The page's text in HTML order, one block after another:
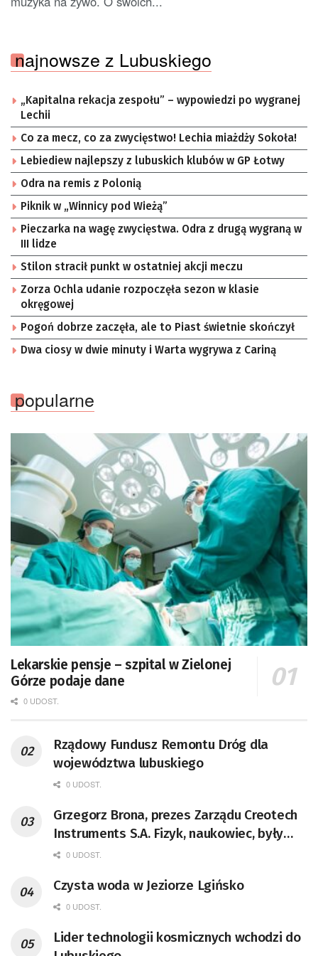
najnowsze z Lubuskiego
„Kapitalna rekacja zespołu” – wypowiedzi po wygranej
Lechii
Co za mecz, co za zwycięstwo! Lechia miażdży Sokoła!
Lebiediew najlepszy z lubuskich klubów w GP Łotwy
Odra na remis z Polonią
Piknik w „Winnicy pod Wieżą”
Pieczarka na wagę zwycięstwa. Odra z drugą wygraną w
III lidze
Stilon stracił punkt w ostatniej akcji meczu
Zorza Ochla udanie rozpoczęła sezon w klasie
okręgowej
Pogoń dobrze zaczęła, ale to Piast świetnie skończył
Dwa ciosy w dwie minuty i Warta wygrywa z Cariną
popularne
Lekarskie pensje – szpital w Zielonej
Górze podaje dane
0 UDOST.
Rządowy Fundusz Remontu Dróg dla
województwa lubuskiego
0 UDOST.
Grzegorz Brona, prezes Zarządu Creotech
Instruments S.A. Fizyk, naukowiec, były
pracownik CERN w Genewie,
doktor habilitowany nauk fizycznych,
koordynator Rady Sektorowej ds.
Kosmicznego oraz członek Komitetu
0 UDOST.
Czysta woda w Jeziorze Lgińsko
0 UDOST.
Lider technologii kosmicznych wchodzi do